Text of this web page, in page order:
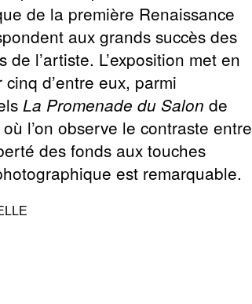
de la première Renaissance
aux grands succès des
de l’artiste. L’exposition met en
cinq d’entre eux, parmi
La Promenade du Salon de
l’on observe le contraste entre
des fonds aux touches
est remarquable.